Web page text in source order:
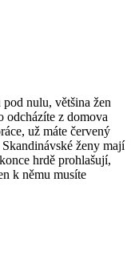
nulu, většina žen
odcházíte z domova
už máte červený
ženy mají
hrdě prohlašují,
k němu musíte